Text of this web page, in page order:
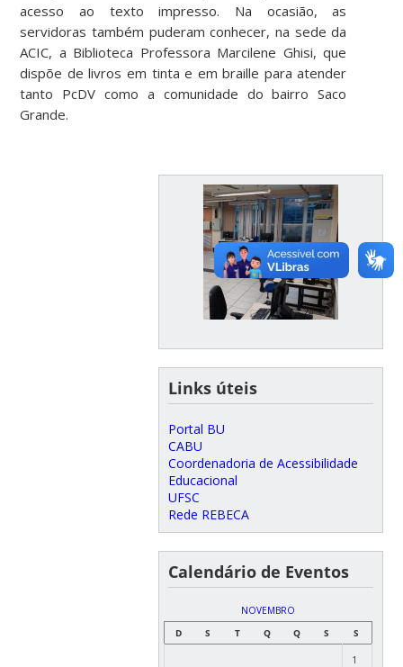
acesso ao texto impresso. Na ocasião, as
servidoras também puderam conhecer, na sede da
ACIC, a Biblioteca Professora Marcilene Ghisi, que
dispõe de livros em tinta e em braille para atender
tanto PcDV como a comunidade do bairro Saco
Grande.
Links úteis
Portal BU
CABU
Coordenadoria de Acessibilidade
Educacional
UFSC
Rede REBECA
Calendário de Eventos
NOVEMBRO
D
S T Q Q S S
1